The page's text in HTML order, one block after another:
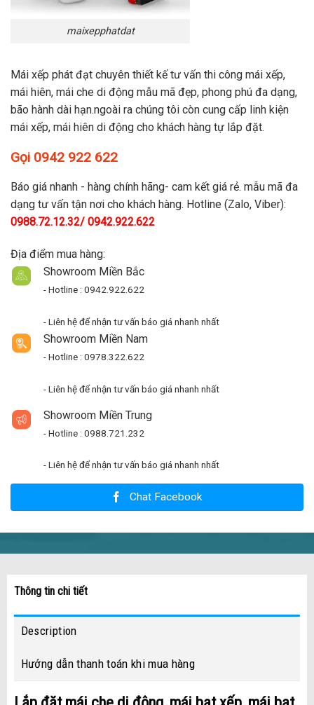
maixepphatdat
Mái xếp phát đạt chuyên thiết kế tư vấn thi công mái xếp,
mái hiên, mái che di động mẫu mã đẹp, phong phú đa dạng,
bão hành dài hạn.ngoài ra chúng tôi còn cung cấp linh kiện
mái xếp, mái hiên di động cho khách hàng tự lắp đặt.
Gọi 0942 922 622
Báo giá nhanh - hàng chính hãng- cam kết giá rẻ. mẫu mã đa
dạng tư vấn tận nơi cho khách hàng. Hotline (Zalo, Viber):
0988.72.12.32/ 0942.922.622
Địa điểm mua hàng:
Showroom Miền Bắc
- Hotline : 0942.922.622
- Liên hệ để nhận tư vấn báo giá nhanh nhất
Showroom Miền Nam
- Hotline : 0978.322.622
- Liên hệ để nhận tư vấn báo giá nhanh nhất
Showroom Miền Trung
- Hotline : 0988.721.232
- Liên hệ để nhận tư vấn báo giá nhanh nhất
Chat Facebook
Thông tin chi tiết
Description
Hướng dẫn thanh toán khi mua hàng